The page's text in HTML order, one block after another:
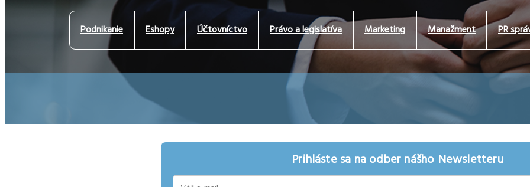
Podnikanie Eshopy Účtovníctvo Právo a legislatíva Marketing Manažment PR
Prihláste sa na odber nášho Newsletteru